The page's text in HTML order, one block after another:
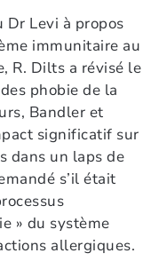
Levi à propos
immunitaire au
R. Dilts a révisé le
phobie de la
Bandler et
significatif sur
dans un laps de
s’il était
» du système
allergiques.